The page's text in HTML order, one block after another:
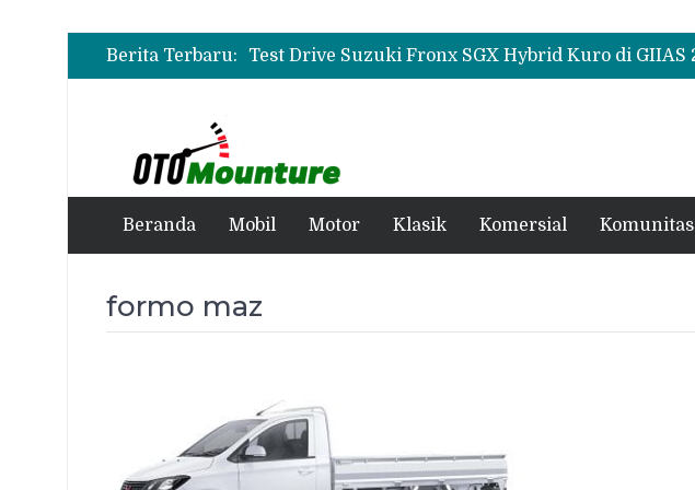
Berita Terbaru:
Beranda Mobil Motor Klasik Komersial Komunitas
formo maz